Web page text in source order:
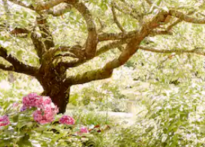
أو السحب.